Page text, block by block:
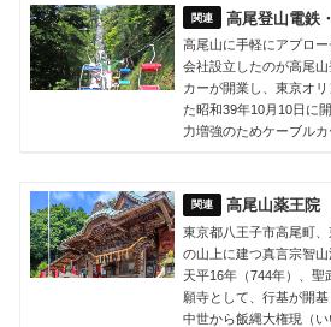
高尾登山電鉄
高尾山に手軽にアプロ
会社設立したのが高尾
カーが開業し、東京オ
た昭和39年10月10日に
力増強のためケーブル
高尾山薬王院
東京都八王子市高尾町
の山上に建つ真言宗智
天平16年（744年）、
願寺として、行基が開
中世から飯縄大権現（